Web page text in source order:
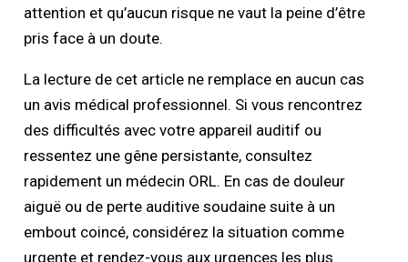
attention et qu’aucun risque ne vaut la peine d’être
pris face à un doute.
La lecture de cet article ne remplace en aucun cas
un avis médical professionnel. Si vous rencontrez
des difficultés avec votre appareil auditif ou
ressentez une gêne persistante, consultez
rapidement un médecin ORL. En cas de douleur
aiguë ou de perte auditive soudaine suite à un
embout coincé, considérez la situation comme
urgente et rendez-vous aux urgences les plus